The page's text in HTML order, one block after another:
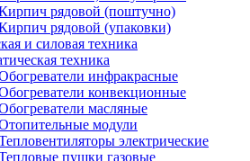
рядовой (поштучно)
рядовой (упаковки)
и силовая техника
техника
инфракрасные
конвекционные
масляные
модули
электрические
пушки газовые